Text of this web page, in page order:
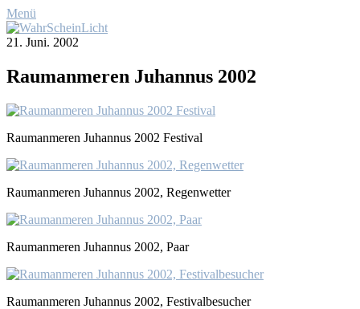
Menü
21. Juni. 2002
Raum­an­me­ren Ju­han­nus 2002
Raum­an­me­ren Ju­han­nus 2002 Fes­ti­val
Raum­an­me­ren Ju­han­nus 2002, Re­gen­wet­ter
Raum­an­me­ren Ju­han­nus 2002, Paar
Raum­an­me­ren Ju­han­nus 2002, Fes­ti­val­be­su­cher